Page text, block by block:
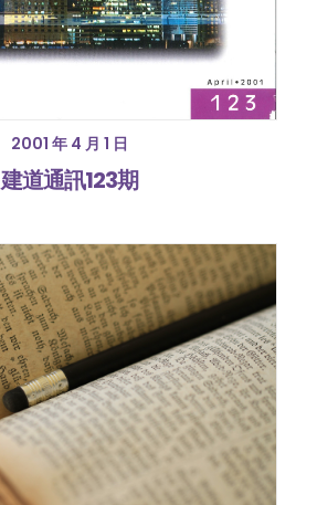
2001 年 4 月 1 日
建道通訊123期